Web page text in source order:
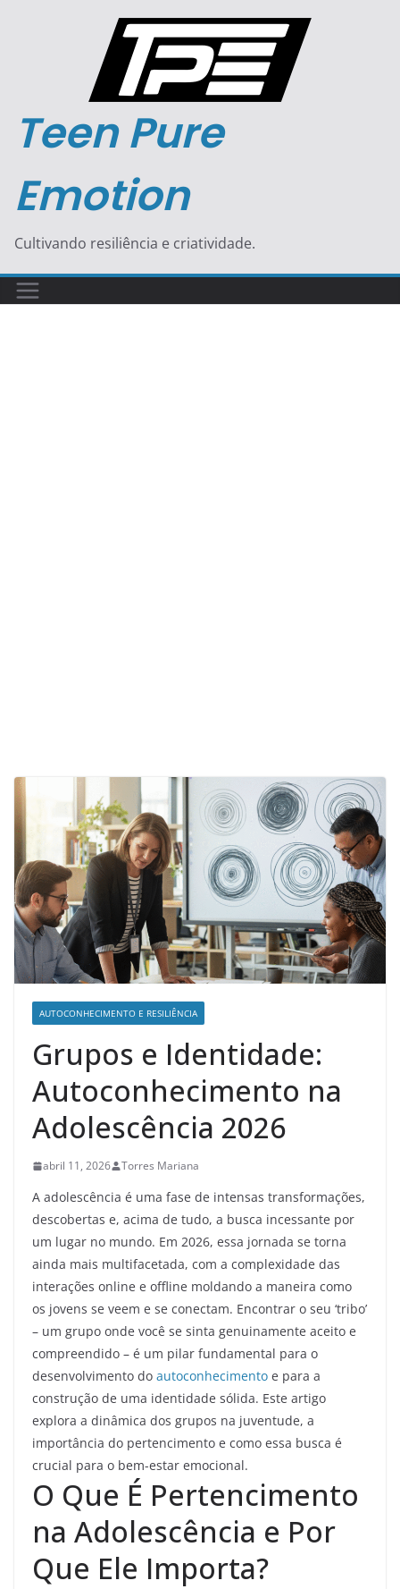
Teen Pure
Emotion
Cultivando resiliência e criatividade.
AUTOCONHECIMENTO E RESILIÊNCIA
Grupos e Identidade:
Autoconhecimento na
Adolescência 2026
abril 11, 2026 Torres Mariana
A adolescência é uma fase de intensas transformações,
descobertas e, acima de tudo, a busca incessante por
um lugar no mundo. Em 2026, essa jornada se torna
ainda mais multifacetada, com a complexidade das
interações online e offline moldando a maneira como
os jovens se veem e se conectam. Encontrar o seu ‘tribo’
– um grupo onde você se sinta genuinamente aceito e
compreendido – é um pilar fundamental para o
desenvolvimento do autoconhecimento e para a
construção de uma identidade sólida. Este artigo
explora a dinâmica dos grupos na juventude, a
importância do pertencimento e como essa busca é
crucial para o bem-estar emocional.
O Que É Pertencimento
na Adolescência e Por
Que Ele Importa?